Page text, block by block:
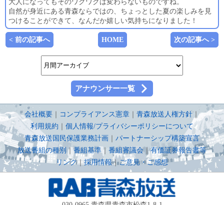
大人になってもそのワクワクは変わらないものですね。
自然が身近にある青森ならではの、ちょっとした夏の楽しみを見
つけることができて、なんだか嬉しい気持ちになりました！
< 前の記事へ HOME 次の記事へ >
アナウンサー一覧
会社概要 コンプライアンス憲章 青森放送人権方針｜
利用規約
個人情報/プライバシーポリシーについて
青森放送国民保護業務計画
パートナーシップ構築宣言
放送番組の種別 ｜番組基準 ｜ 番組審議会 ｜有価証券報告書等
リンク｜ 採用情報｜ご意見・ご感想